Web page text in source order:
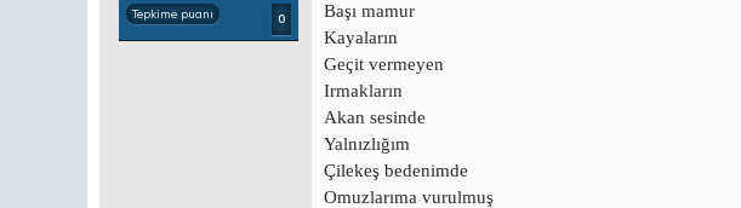
Tepkime puanı 0
Başı mamur
Kayaların
Geçit vermeyen
Irmakların
Akan sesinde
Yalnızlığım
Çilekeş bedenimde
Omuzlarıma vurulmuş